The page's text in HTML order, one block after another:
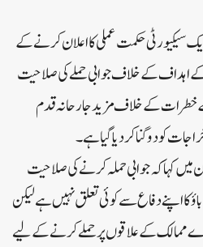
سیکیورٹی حکمت عملی کا اعلان کرنے کے
اہداف کے خلاف جوابی حملے کی صلاحیت
خطرات کے خلاف مزید جارحانہ قدم
کو دوگنا کر دیا گیا ہے۔
کہا کہ جوابی حملہ کرنے کی صلاحیت
اپنے دفاع سے کوئی تعلق نہیں ہے لیکن
کے علاقوں پر حملے کرنے کے لیے